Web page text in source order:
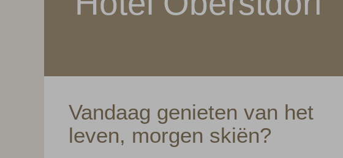
Vandaag genieten van het
leven, morgen skiën?